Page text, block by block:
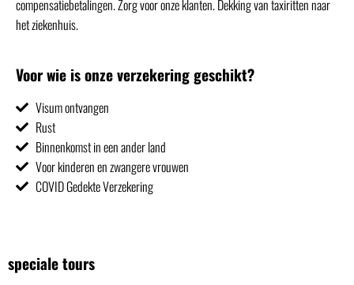
compensatiebetalingen. Zorg voor onze klanten. Dekking van taxiritten naar
het ziekenhuis.
Voor wie is onze verzekering geschikt?
Visum ontvangen
Rust
Binnenkomst in een ander land
Voor kinderen en zwangere vrouwen
COVID Gedekte Verzekering
speciale tours